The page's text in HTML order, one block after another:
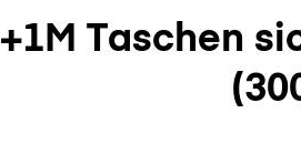
+1M Taschen